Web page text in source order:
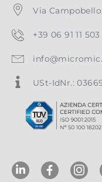
Via
+39 06 91 11 503
USt-IdNr.: